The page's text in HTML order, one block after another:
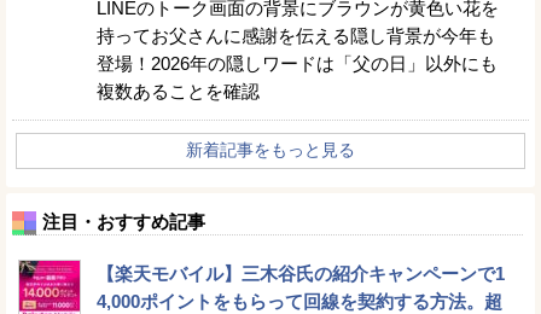
LINEのトーク画面の背景にブラウンが黄色い花を
持ってお父さんに感謝を伝える隠し背景が今年も
登場！2026年の隠しワードは「父の日」以外にも
複数あることを確認
新着記事をもっと見る
注目・おすすめ記事
【楽天モバイル】三木谷氏の紹介キャンペーンで1
4,000ポイントをもらって回線を契約する方法。超